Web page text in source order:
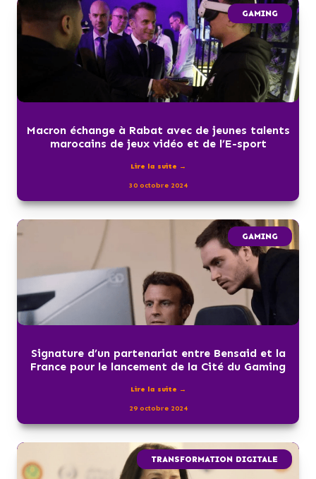
GAMING
Macron échange à Rabat avec de jeunes talents
marocains de jeux vidéo et de l’E-sport
Lire la suite →
30 octobre 2024
GAMING
Signature d’un partenariat entre Bensaid et la
France pour le lancement de la Cité du Gaming
Lire la suite →
29 octobre 2024
TRANSFORMATION DIGITALE